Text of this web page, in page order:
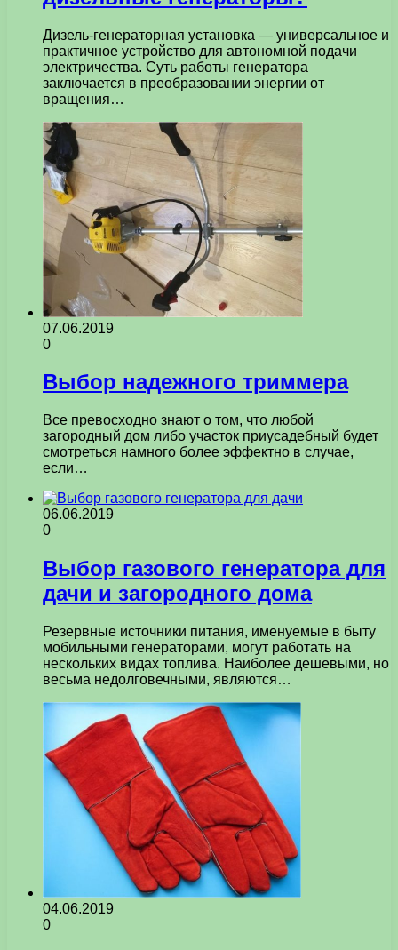
Дизель-генераторная установка — универсальное и
практичное устройство для автономной подачи
электричества. Суть работы генератора
заключается в преобразовании энергии от
вращения…
07.06.2019
0
Выбор надежного триммера
Все превосходно знают о том, что любой
загородный дом либо участок приусадебный будет
смотреться намного более эффектно в случае,
если…
06.06.2019
0
Выбор газового генератора для
дачи и загородного дома
Резервные источники питания, именуемые в быту
мобильными генераторами, могут работать на
нескольких видах топлива. Наиболее дешевыми, но
весьма недолговечными, являются…
04.06.2019
0